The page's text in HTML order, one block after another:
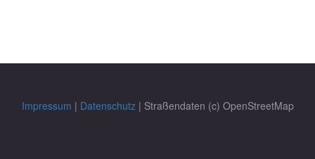
Impressum | Datenschutz| Straßendaten (c) OpenStreetMap